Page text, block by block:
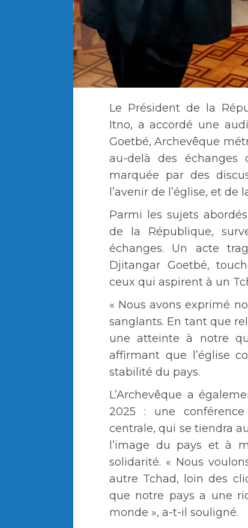
Le Président de la
Itno, a accordé une
Goetbé, Archevêque
au-delà des
marquée par des
l’avenir de l’église, et
Parmi les sujets
de la République,
échanges. Un acte
Djitangar Goetbé,
ceux qui aspirent à un
« Nous avons exprimé
sanglants. En tant que
une atteinte à notre
affirmant que l’église
stabilité du pays.
L’Archevêque a
2025 : une conférence
centrale, qui se tiendra
l’image du pays et à
solidarité. « Nous
autre Tchad, loin des
que notre pays a une
monde », a-t-il souligné.